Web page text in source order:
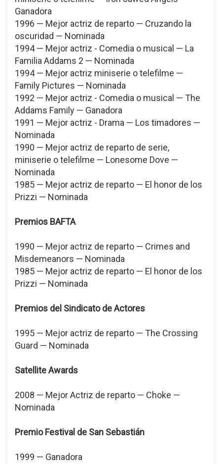
Ganadora
1996 — Mejor actriz de reparto — Cruzando la
oscuridad — Nominada
1994 — Mejor actriz - Comedia o musical — La
Familia Addams 2 — Nominada
1994 — Mejor actriz miniserie o telefilme —
Family Pictures — Nominada
1992 — Mejor actriz - Comedia o musical — The
Addams Family — Ganadora
1991 — Mejor actriz - Drama — Los timadores —
Nominada
1990 — Mejor actriz de reparto de serie,
miniserie o telefilme — Lonesome Dove —
Nominada
1985 — Mejor actriz de reparto — El honor de los
Prizzi — Nominada
Premios BAFTA
1990 — Mejor actriz de reparto — Crimes and
Misdemeanors — Nominada
1985 — Mejor actriz de reparto — El honor de los
Prizzi — Nominada
Premios del Sindicato de Actores
1995 — Mejor actriz de reparto — The Crossing
Guard — Nominada
Satellite Awards
2008 — Mejor Actriz de reparto — Choke —
Nominada
Premio Festival de San Sebastián
1999 — Ganadora